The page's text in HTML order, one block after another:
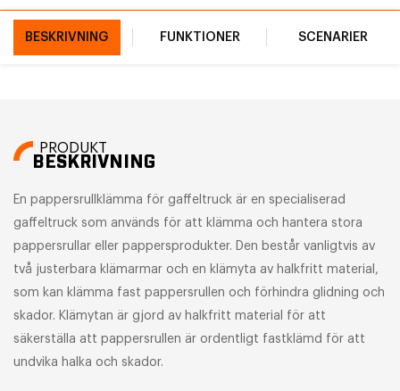
BESKRIVNING FUNKTIONER SCENARIER
PRODUKT
BESKRIVNING
En pappersrullklämma för gaffeltruck är en specialiserad
gaffeltruck som används för att klämma och hantera stora
pappersrullar eller pappersprodukter. Den består vanligtvis av
två justerbara klämarmar och en klämyta av halkfritt material,
som kan klämma fast pappersrullen och förhindra glidning och
skador. Klämytan är gjord av halkfritt material för att
säkerställa att pappersrullen är ordentligt fastklämd för att
undvika halka och skador.